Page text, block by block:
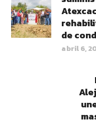
de
abril 6,